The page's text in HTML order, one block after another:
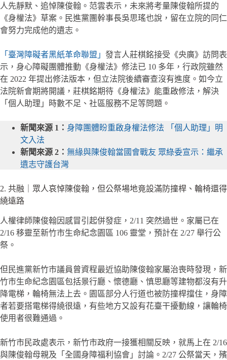
人先靜默、追悼陳俊翰。范雲表示，未來將考量陳俊翰所提的
《身權法》草案。民進黨團幹事長吳思瑤也說，留在立院的同仁
會努力完成他的遺志。
「臺灣障礙者黑紙革命聯盟」 發言人莊棋銘接受《央廣》訪問表
示，身心障礙團體推動《身權法》修法已 10 多年，行政院雖然
在 2022 年提出修法版本，但立法院後續審查沒有進度。如今立
法院新會期將開議，莊棋銘期待《身權法》能重啟修法，解決
「個人助理」時數不足、社區服務不足等問題。
新聞來源 1： 身障團體盼重啟身權法修法 「個人助理」明
文入法
新聞來源 2： 無緣與陳俊翰當國會戰友 眾綠委宣示：繼承
遺志守護台灣
2. 共融｜眾人哀悼陳俊翰，但公祭場地竟設滿防撞桿、輪椅還得
繞遠路
人權律師陳俊翰因感冒引起併發症，2/11 突然過世。家屬已在
2/16 移靈至新竹市生命紀念園區 106 靈堂，預計在 2/27 舉行公
祭。
但民進黨新竹市議員曾資程最近協助陳俊翰家屬治喪時發現，新
竹市生命紀念園區包括景行廳、懷德廳、慎思廳等建物都沒有升
降電梯，輪椅無法上去。園區部分人行道也被防撞桿擋住，身障
者若要搭電梯得繞很遠，有些地方又設有花臺干擾動線，讓輪椅
使用者很難通過。
新竹市民政處表示，新竹市政府一接獲相關反映，就馬上在 2/16
與陳俊翰母親及「全國身障福利協會」討論。2/27 公祭當天，殯